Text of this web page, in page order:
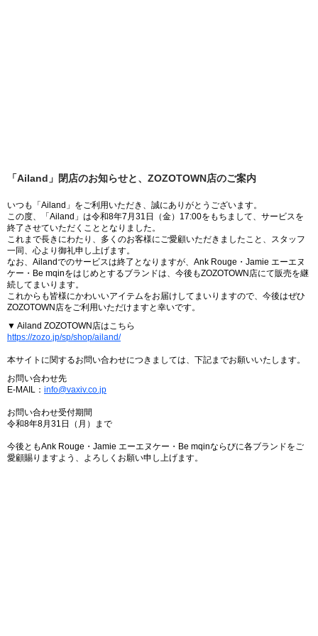
「Ailand」閉店のお知らせと、ZOZOTOWN店のご案内
いつも「Ailand」をご利用いただき、誠にありがとうございます。
この度、「Ailand」は令和8年7月31日（金）17:00をもちまして、サービスを
終了させていただくこととなりました。
これまで長きにわたり、多くのお客様にご愛顧いただきましたこと、スタッフ
一同、心より御礼申し上げます。
なお、Ailandでのサービスは終了となりますが、Ank Rouge・Jamie エーエヌ
ケー・Be mqinをはじめとするブランドは、今後もZOZOTOWN店にて販売を継
続してまいります。
これからも皆様にかわいいアイテムをお届けしてまいりますので、今後はぜひ
ZOZOTOWN店をご利用いただけますと幸いです。
▼ Ailand ZOZOTOWN店はこちら
https://zozo.jp/sp/shop/ailand/
本サイトに関するお問い合わせにつきましては、下記までお願いいたします。
お問い合わせ先
E-MAIL： info@vaxiv.co.jp
お問い合わせ受付期間
令和8年8月31日（月）まで
今後ともAnk Rouge・Jamie エーエヌケー・Be mqinならびに各ブランドをご
愛顧賜りますよう、よろしくお願い申し上げます。